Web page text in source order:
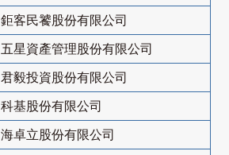
鉅客民饕股份有限公司
五星資產管理股份有限公司
君毅投資股份有限公司
科基股份有限公司
海卓立股份有限公司